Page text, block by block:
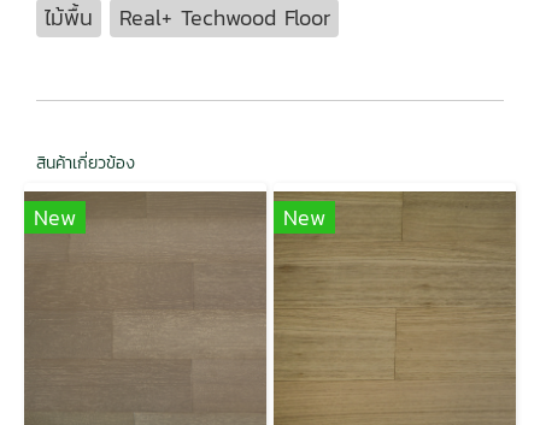
ไม้พื้น Real+ Techwood Floor
สินค้าเกี่ยวข้อง
New New